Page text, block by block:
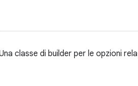
classe di builder per le opzioni